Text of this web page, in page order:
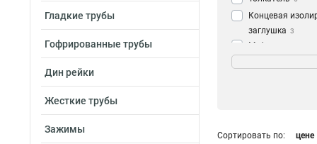
Гладкие трубы
Гофрированные трубы
Дин рейки
Жесткие трубы
Зажимы
Концевая
заглушка 3
Муфта с
5х70/120 1
1х500/630 4
Сортировать по: цене